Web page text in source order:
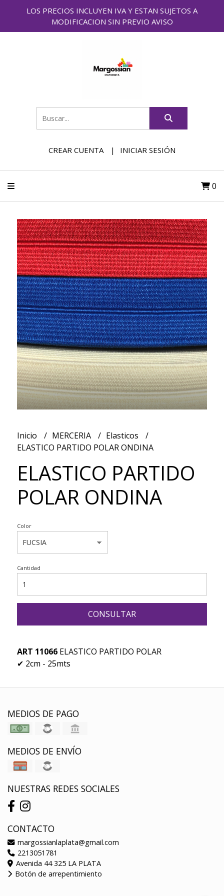
LOS PRECIOS INCLUYEN IVA Y ESTAN SUJETOS A
MODIFICACION SIN PREVIO AVISO
CREAR CUENTA INICIAR SESIÓN
0
Inicio MERCERIA
Elasticos
ELASTICO PARTIDO POLAR ONDINA
ELASTICO PARTIDO
POLAR ONDINA
Color
Cantidad
CONSULTAR
ART 11066 ELASTICO PARTIDO POLAR
✔ 2cm - 25mts
MEDIOS DE PAGO
MEDIOS DE ENVÍO
NUESTRAS REDES SOCIALES
CONTACTO
margossianlaplata@gmail.com
2213051781
Avenida 44 325 LA PLATA
Botón de arrepentimiento